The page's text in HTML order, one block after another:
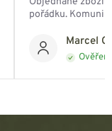
Marcel
pořádku.